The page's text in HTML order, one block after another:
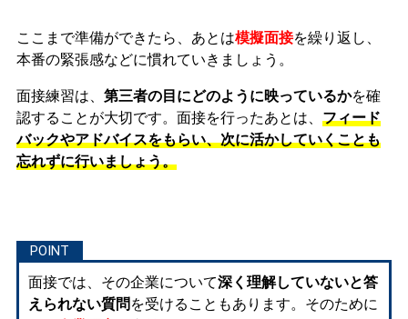
ここまで準備ができたら、あとは模擬面接を繰り返し、
本番の緊張感などに慣れていきましょう。
面接練習は、 第三者の目にどのように映っているかを確
認することが大切です。面接を行ったあとは、 フィード
バックやアドバイスをもらい、次に活かしていくことも
忘れずに行いましょう。
面接では、その企業について深く理解していないと答
えられない質問 を受けることもあります。そのために